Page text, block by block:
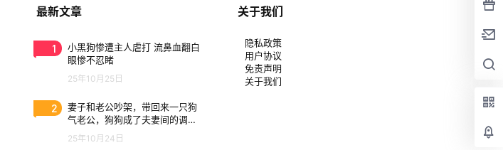
最新文章
1
小黑狗惨遭主人虐打 流鼻血翻白
眼惨不忍睹
25年10月25日
2
妻子和老公吵架，带回来一只狗
气老公，狗狗成了夫妻间的调和
25年10月24日
关于我们
隐私政策
用户协议
免责声明
关于我们